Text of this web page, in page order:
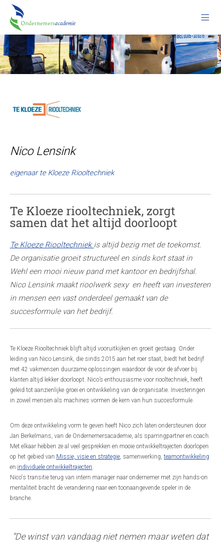
Nico Lensink
eigenaar te Kloeze Riooltechniek
Te Kloeze riooltechniek, zorgt
samen dat het altijd doorloopt
Te Kloeze Riooltechniek is altijd bezig met de toekomst.
De organisatie groeit structureel en sinds kort staat in
Wehl een mooi nieuw pand met kantoor en bedrijfshal.
Nico Lensink maakt rioolwerk sexy en heeft van investeren
in mensen een vast onderdeel gemaakt van de
succesformule van het bedrijf.
Te Kloeze Riooltechniek blijft altijd vooruitkijken en groeit gestaag. Onder
leiding van Nico Lensink, die sinds 2015 aan het roer staat, biedt het bedrijf
met 42 vakmensen duurzame oplossingen waardoor de voor de afvoer bij
klanten altijd lekker doorloopt. Nico’s enthousiasme voor riooltechniek, heeft
geleid tot aanzienlijke groei en ontwikkeling van de organisatie. Investeringen
in zowel mensen als machines vormen de kern van hun succesformule.
Om deze ontwikkeling vorm te geven heeft Nico zich laten ondersteunen door
Jan Berkelmans, van de Ondernemersacademie, als sparringpartner en coach.
Met elkaar hebben ze al veel gesprekken en mooie ontwikkeltrajecten doorlopen
op het gebied van Missie, visie en strategie, samenwerking, teamontwikkeling
en individuele ontwikkeltrajecten.
Nico's transitie terug van intern manager naar ondernemer met zijn hands-on
mentaliteit bracht de verandering naar een toonaangevende speler in de
branche.
“De winst van vandaag niet nemen maar weten dat